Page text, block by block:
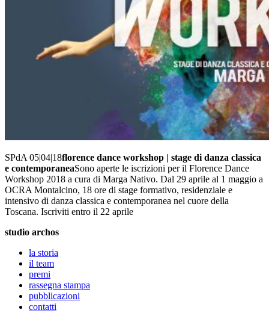
SPdA 05|04|18florence dance workshop | stage di danza classica
e contemporaneaSono aperte le iscrizioni per il Florence Dance
Workshop 2018 a cura di Marga Nativo. Dal 29 aprile al 1 maggio a
OCRA Montalcino, 18 ore di stage formativo, residenziale e
intensivo di danza classica e contemporanea nel cuore della
Toscana. Iscriviti entro il 22 aprile
studio archos
la storia
il team
premi
rassegna stampa
pubblicazioni
contatti